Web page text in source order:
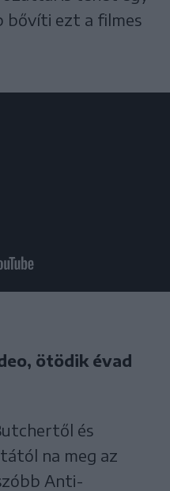
bővíti ezt a filmes
ötödik évad
és
na meg az
Anti-